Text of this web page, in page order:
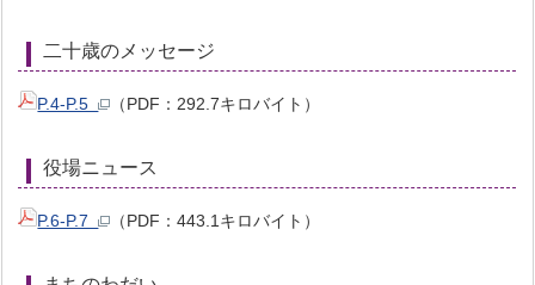
二十歳のメッセージ
P.4-P.5 （PDF：292.7キロバイト）
役場ニュース
P.6-P.7 （PDF：443.1キロバイト）